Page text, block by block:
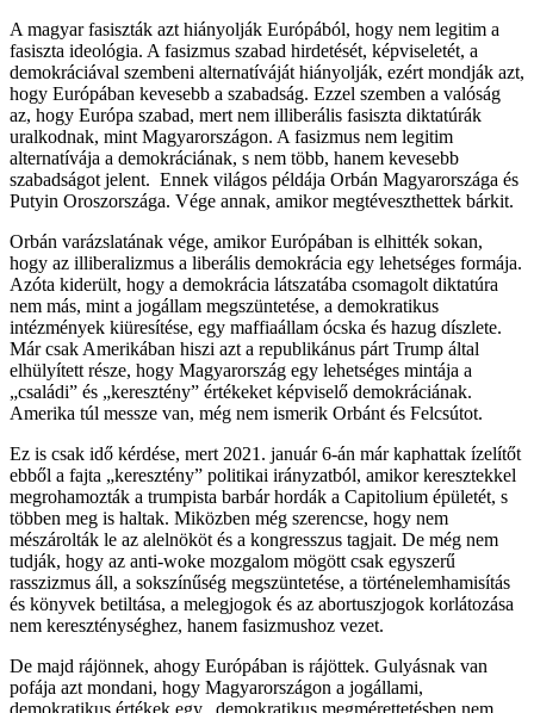
A magyar fasiszták azt hiányolják Európából, hogy nem legitim a
fasiszta ideológia. A fasizmus szabad hirdetését, képviseletét, a
demokráciával szembeni alternatíváját hiányolják, ezért mondják azt,
hogy Európában kevesebb a szabadság. Ezzel szemben a valóság
az, hogy Európa szabad, mert nem illiberális fasiszta diktatúrák
uralkodnak, mint Magyarországon. A fasizmus nem legitim
alternatívája a demokráciának, s nem több, hanem kevesebb
szabadságot jelent. Ennek világos példája Orbán Magyarországa és
Putyin Oroszországa. Vége annak, amikor megtéveszthettek bárkit.
Orbán varázslatának vége, amikor Európában is elhitték sokan,
hogy az illiberalizmus a liberális demokrácia egy lehetséges formája.
Azóta kiderült, hogy a demokrácia látszatába csomagolt diktatúra
nem más, mint a jogállam megszüntetése, a demokratikus
intézmények kiüresítése, egy maffiaállam ócska és hazug díszlete.
Már csak Amerikában hiszi azt a republikánus párt Trump által
elhülyített része, hogy Magyarország egy lehetséges mintája a
„családi” és „keresztény” értékeket képviselő demokráciának.
Amerika túl messze van, még nem ismerik Orbánt és Felcsútot.
Ez is csak idő kérdése, mert 2021. január 6-án már kaphattak ízelítőt
ebből a fajta „keresztény” politikai irányzatból, amikor keresztekkel
megrohamozták a trumpista barbár hordák a Capitolium épületét, s
többen meg is haltak. Miközben még szerencse, hogy nem
mészárolták le az alelnököt és a kongresszus tagjait. De még nem
tudják, hogy az anti-woke mozgalom mögött csak egyszerű
rasszizmus áll, a sokszínűség megszüntetése, a történelemhamisítás
és könyvek betiltása, a melegjogok és az abortuszjogok korlátozása
nem kereszténységhez, hanem fasizmushoz vezet.
De majd rájönnek, ahogy Európában is rájöttek. Gulyásnak van
pofája azt mondani, hogy Magyarországon a jogállami,
demokratikus értékek egy „demokratikus megmérettetésben nem